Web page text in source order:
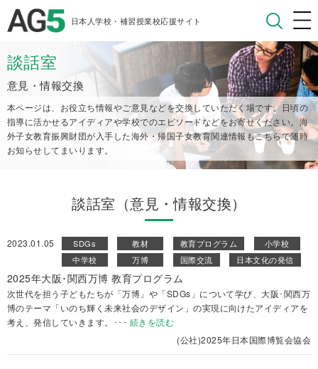
日本人学校・補習授業校応援サイト
談話室
意見・情報交換
本ページは、お役立ち情報やご意見などを交換していただく場です。日頃の
指導に活かせるアイディアや学校でのエピソードなどをお寄せください。海
外子女教育振興財団が入手した海外・帰国子女教育関連情報もこちらで随時
お知らせしてまいります。
談話室（意見・情報交換）
2023.01.05 SDGs 教材 教育プログラム
小学校
中学校
万博 国際交流 日本文化の発信
2025年大阪･関西万博 教育プログラム
次世代を担う子どもたちが「万博」や「SDGs」について学び、大阪･関西万
博のテーマ「いのち輝く未来社会のデザイン」の実現に向けたアイディアを
考え、発信していきます。
･･･ 続きを読む
(公社)2025年日本国際博覧会協会